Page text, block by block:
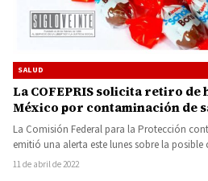
SALUD
La COFEPRIS solicita retiro de
México por contaminación de
La Comisión Federal para la Protección
emitió una alerta este lunes sobre la
11 de abril de 2022